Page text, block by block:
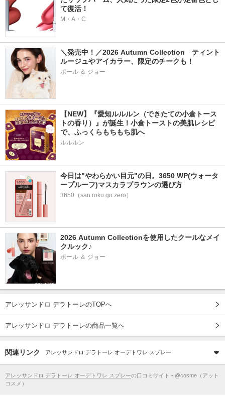
て復活！
M・A・C
＼発売中！／2026 Autumn Collection　ティント
ルージュやアイカラー、限定のチークも！
ポール ＆ ジョー
【NEW】『愛知ルルルン（できたての小倉トース
トの香り）』が誕生！小倉トーストの美肌レシピ
で、ふっくらもちもち肌へ
ルルルン
今日は"やわらかい目元"の日。3650 WP(ウォータ
ープルーフ)マスカラブラウンの選び方
3650（san roku go zero）
2026 Autumn Collectionを使用したクールなメイ
クルック♪
ポール ＆ ジョー
アレッサンドロ デラトーレのTOPへ
アレッサンドロ デラトーレの商品一覧へ
関連リンク アレッサンドロ デラトーレ オーデトワレ スプレー
アレッサンドロ デラトーレ オーデトワレ スプレーの口コミサイト - @cosme（アット
コスメ）